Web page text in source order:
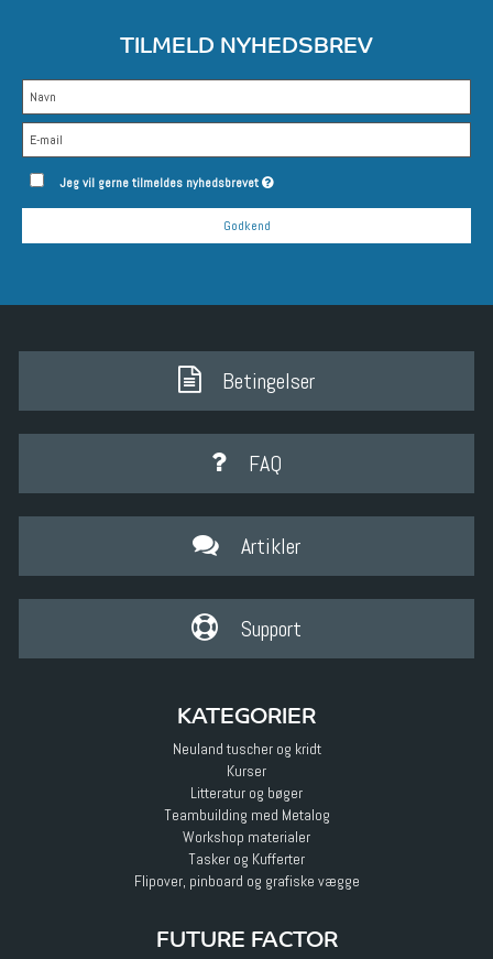
TILMELD NYHEDSBREV
Jeg vil gerne tilmeldes nyhedsbrevet
Godkend
Betingelser
FAQ
Artikler
Support
KATEGORIER
Neuland tuscher og kridt
Kurser
Litteratur og bøger
Teambuilding med Metalog
Workshop materialer
Tasker og Kufferter
Flipover, pinboard og grafiske vægge
FUTURE FACTOR